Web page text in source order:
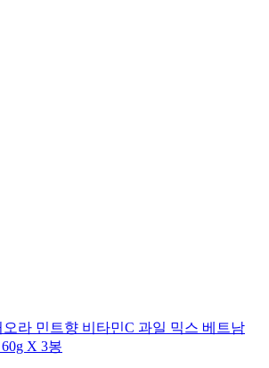
라 민트향 비타민C 과일 믹스 베트남
X 3봉